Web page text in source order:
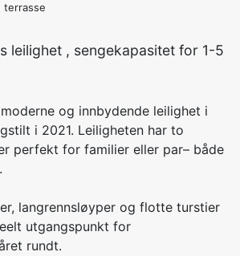
terrasse
leilighet , sengekapasitet for 1-5
og innbydende leilighet i
i 2021. Leiligheten har to
perfekt for familier eller par– både
langrennsløyper og flotte turstier
utgangspunkt for
rundt.